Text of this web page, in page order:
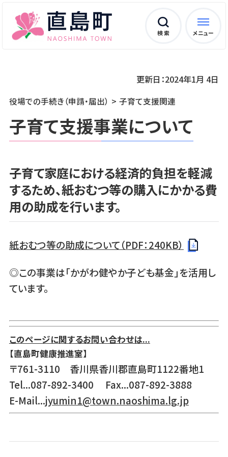
検 索 メニュー
役場での手続き（申請・届出） 子育て支援関連
更新日：2024年1月 4日
子育て支援事業について
子育て家庭における経済的負担を軽減
するため、紙おむつ等の購入にかかる費
用の助成を行います。
紙おむつ等の助成について（PDF：240KB）
◎この事業は「かがわ健やか子ども基金」を活用し
ています。
このページに関するお問い合わせは...
【直島町健康推進室】
〒761-3110 香川県香川郡直島町1122番地1
Tel...087-892-3400 Fax...087-892-3888
E-Mail...jyumin1@town.naoshima.lg.jp